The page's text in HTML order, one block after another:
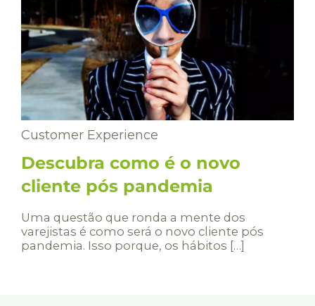
Customer Experience
Descubra como é o novo
cliente pós pandemia
Uma questão que ronda a mente dos
varejistas é como será o novo cliente pós
pandemia. Isso porque, os hábitos […]